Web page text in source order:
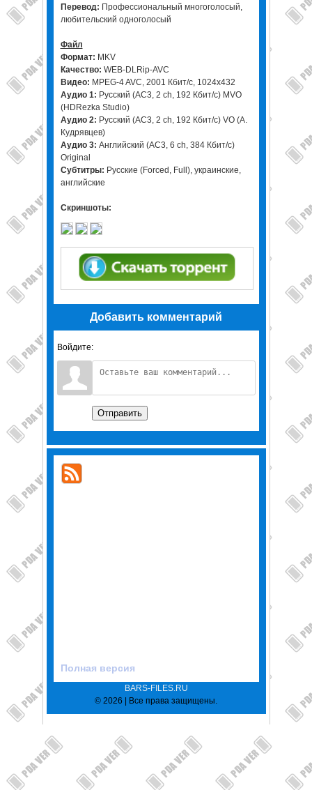
Перевод: Профессиональный многоголосый,
любительский одноголосый
Файл
Формат: MKV
Качество: WEB-DLRip-AVC
Видео: MPEG-4 AVC, 2001 Кбит/с, 1024x432
Аудио 1: Русский (AC3, 2 ch, 192 Кбит/с) MVO
(HDRezka Studio)
Аудио 2: Русский (AC3, 2 ch, 192 Кбит/с) VO (А.
Кудрявцев)
Аудио 3: Английский (AC3, 6 ch, 384 Кбит/с)
Original
Субтитры: Русские (Forced, Full), украинские,
английские
Скриншоты:
Добавить комментарий
Войдите:
Отправить
Полная версия
BARS-FILES.RU
© 2026 | Все права защищены.